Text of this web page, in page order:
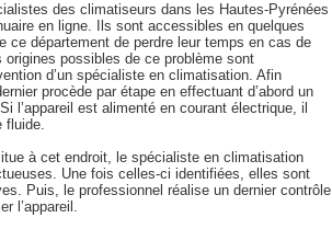
des climatiseurs dans les Hautes-Pyrénées
en ligne. Ils sont accessibles en quelques
ce département de perdre leur temps en cas de
possibles de ce problème sont
d’un spécialiste en climatisation. Afin
procède par étape en effectuant d’abord un
l’appareil est alimenté en courant électrique, il
fluide.
à cet endroit, le spécialiste en climatisation
Une fois celles-ci identifiées, elles sont
Puis, le professionnel réalise un dernier contrôle
l’appareil.